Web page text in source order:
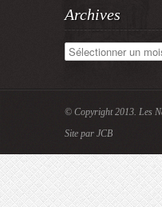
Archives
Archives
© Copyright 2013. Les
Site par JCB